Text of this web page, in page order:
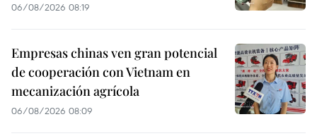
06/08/2026 08:19
Empresas chinas ven gran potencial
de cooperación con Vietnam en
mecanización agrícola
06/08/2026 08:09